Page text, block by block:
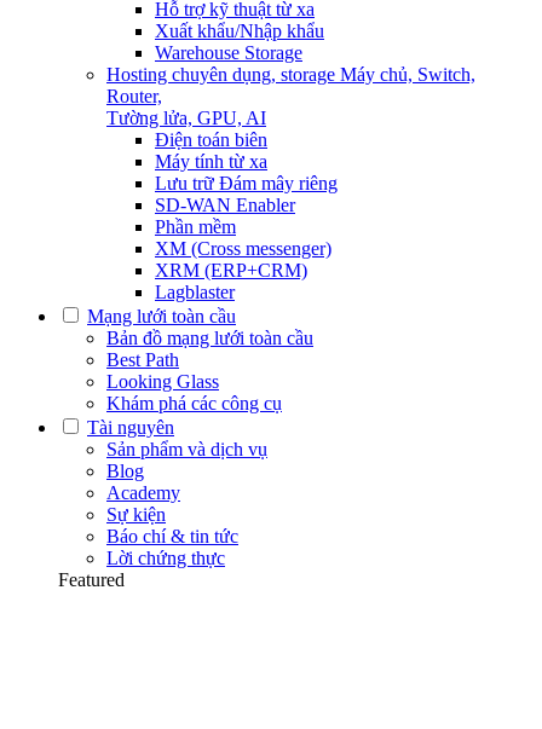
Hỗ trợ kỹ thuật từ xa
Xuất khẩu/Nhập khẩu
Warehouse Storage
Hosting chuyên dụng, storage Máy chủ, Switch,
Router,
Tường lửa, GPU, AI
Điện toán biên
Máy tính từ xa
Lưu trữ Đám mây riêng
SD-WAN Enabler
Phần mềm
XM (Cross messenger)
XRM (ERP+CRM)
Lagblaster
Mạng lưới toàn cầu
Bản đồ mạng lưới toàn cầu
Best Path
Looking Glass
Khám phá các công cụ
Tài nguyên
Sản phẩm và dịch vụ
Blog
Academy
Sự kiện
Báo chí & tin tức
Lời chứng thực
Featured